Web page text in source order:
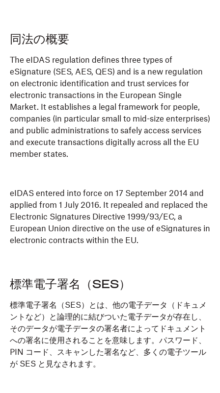
同法の概要
The eIDAS regulation defines three types of
eSignature (SES, AES, QES) and is a new regulation
on electronic identification and trust services for
electronic transactions in the European Single
Market. It establishes a legal framework for people,
companies (in particular small to mid-size enterprises)
and public administrations to safely access services
and execute transactions digitally across all the EU
member states.
eIDAS entered into force on 17 September 2014 and
applied from 1 July 2016. It repealed and replaced the
Electronic Signatures Directive 1999/93/EC, a
European Union directive on the use of eSignatures in
electronic contracts within the EU.
標準電子署名（SES）
標準電子署名（SES）とは、他の電子データ（ドキュメ
ントなど）と論理的に結びついた電子データが存在し、
そのデータが電子データの署名者によってドキュメント
への署名に使用されることを意味します。パスワード、
PIN コード、スキャンした署名など、多くの電子ツール
が SES と見なされます。